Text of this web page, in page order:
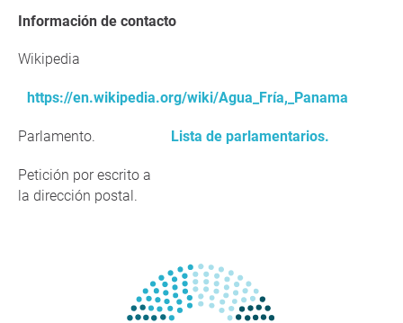
Información de contacto
Wikipedia
https://en.wikipedia.org/wiki/Agua_Fría,_Panama
Parlamento. Lista de parlamentarios.
Petición por escrito a
la dirección postal.